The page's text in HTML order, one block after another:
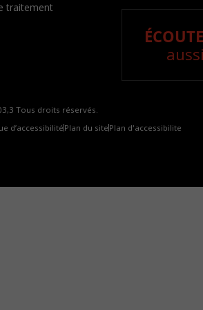
traitement
Tous droits réservés.
d’accessibilité Plan du site Plan d'accessibilite